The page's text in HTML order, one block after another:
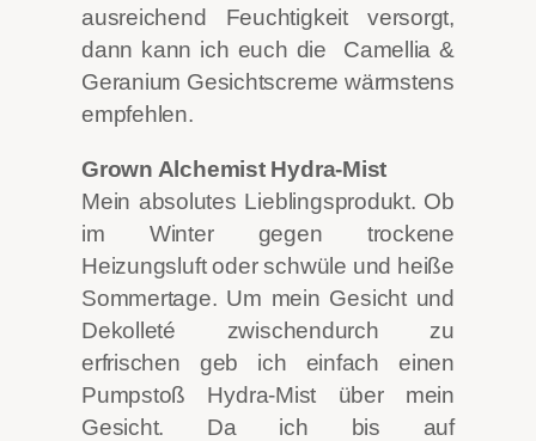
ausreichend Feuchtigkeit versorgt,
dann kann ich euch die Camellia &
Geranium Gesichtscreme wärmstens
empfehlen.
Grown Alchemist Hydra-Mist
Mein absolutes Lieblingsprodukt. Ob
im Winter gegen trockene
Heizungsluft oder schwüle und heiße
Sommertage. Um mein Gesicht und
Dekolleté zwischendurch zu
erfrischen geb ich einfach einen
Pumpstoß Hydra-Mist über mein
Gesicht. Da ich bis auf